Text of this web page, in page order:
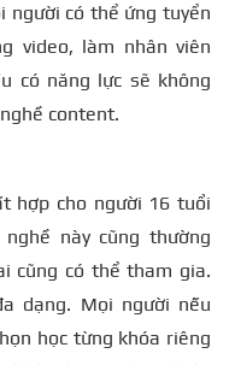
người có thể ứng tuyển
video, làm nhân viên
có năng lực sẽ không
content.
hợp cho người 16 tuổi
này cũng thường
cũng có thể tham gia.
dạng. Mọi người nếu
học từng khóa riêng